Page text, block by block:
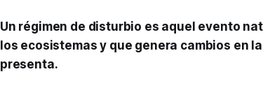
Un régimen de disturbio es aquel evento
los ecosistemas y que genera cambios en
presenta.